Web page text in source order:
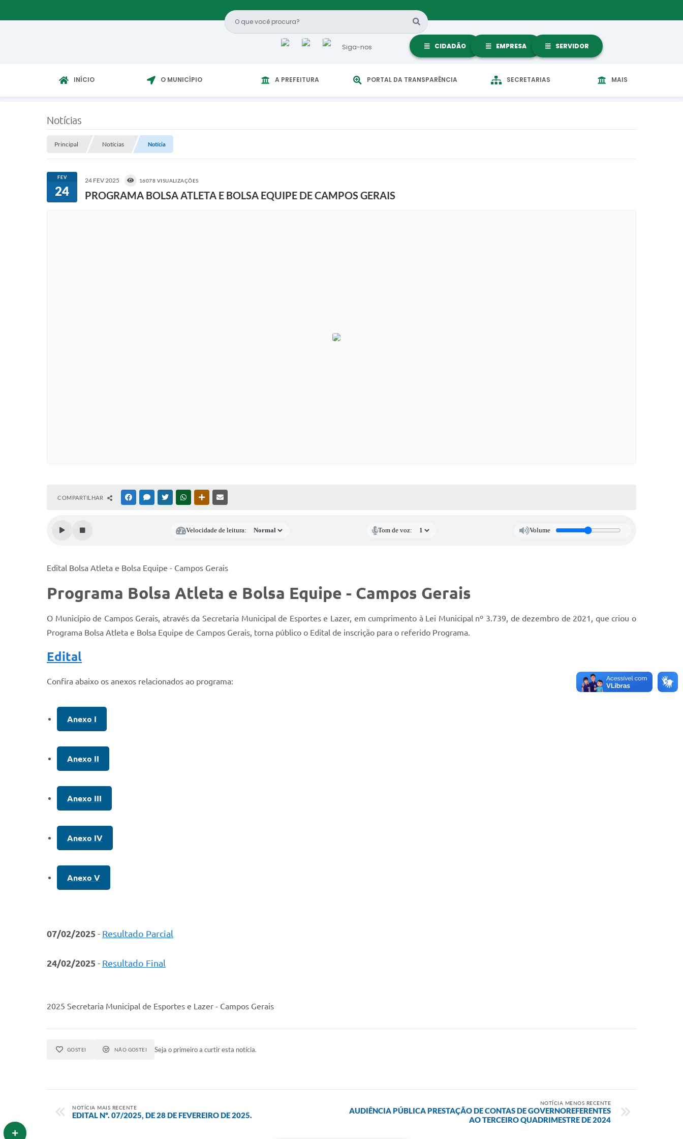
Siga-nos CIDADÃO EMPRESA SERVIDOR
INÍCIO O MUNICÍPIO A PREFEITURA PORTAL DA TRANSPARÊNCIA SECRETARIAS MAIS
Notícias
Principal Notícias Notícia
FEV
24
24 FEV 2025 16078 VISUALIZAÇÕES
PROGRAMA BOLSA ATLETA E BOLSA EQUIPE DE CAMPOS GERAIS
COMPARTILHAR FACEBOOKMESSENGER
TWITTERWHATSAPPOUTRAS MÍDIAS
Velocidade de leitura: Tom de voz: Volume
Edital Bolsa Atleta e Bolsa Equipe - Campos Gerais
Programa Bolsa Atleta e Bolsa Equipe - Campos Gerais
O Município de Campos Gerais, através da Secretaria Municipal de Esportes e Lazer, em cumprimento à Lei Municipal nº 3.739, de dezembro de 2021, que criou o
Programa Bolsa Atleta e Bolsa Equipe de Campos Gerais, torna público o Edital de inscrição para o referido Programa.
Edital
Confira abaixo os anexos relacionados ao programa:
Anexo I
Anexo II
Anexo III
Anexo IV
Anexo V
07/02/2025 - Resultado Parcial
24/02/2025 - Resultado Final
2025 Secretaria Municipal de Esportes e Lazer - Campos Gerais
GOSTEI NÃO GOSTEI Seja o primeiro a curtir esta notícia.
NOTÍCIA MAIS RECENTE
EDITAL Nº. 07/2025, DE 28 DE FEVEREIRO DE 2025.
NOTÍCIA MENOS RECENTE
AUDIÊNCIA PÚBLICA PRESTAÇÃO DE CONTAS DE GOVERNOREFERENTES
AO TERCEIRO QUADRIMESTRE DE 2024